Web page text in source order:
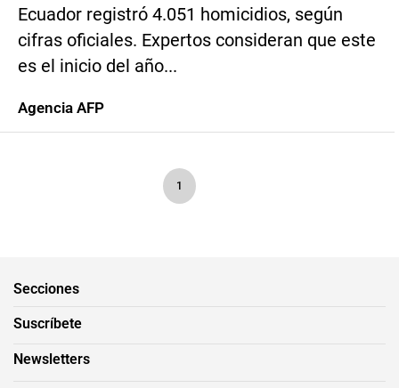
Ecuador registró 4.051 homicidios, según
cifras oficiales. Expertos consideran que este
es el inicio del año...
Agencia AFP
1
Secciones
Suscríbete
Newsletters